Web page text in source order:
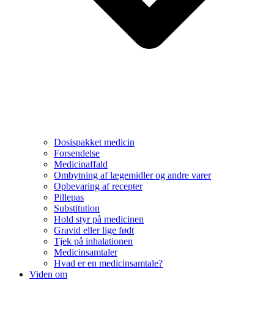
Dosispakket medicin
Forsendelse
Medicinaffald
Ombytning af lægemidler og andre varer
Opbevaring af recepter
Pillepas
Substitution
Hold styr på medicinen
Gravid eller lige født
Tjek på inhalationen
Medicinsamtaler
Hvad er en medicinsamtale?
Viden om